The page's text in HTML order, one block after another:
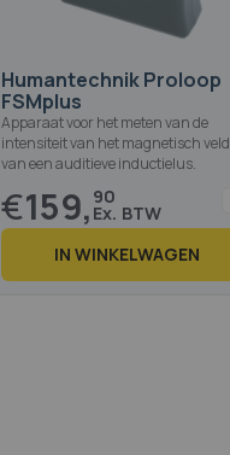
Humantechnik Proloop
FSMplus
Apparaat voor het meten van de
intensiteit van het magnetisch veld
van een auditieve inductielus.
€159, 90
IN WINKELWAGEN